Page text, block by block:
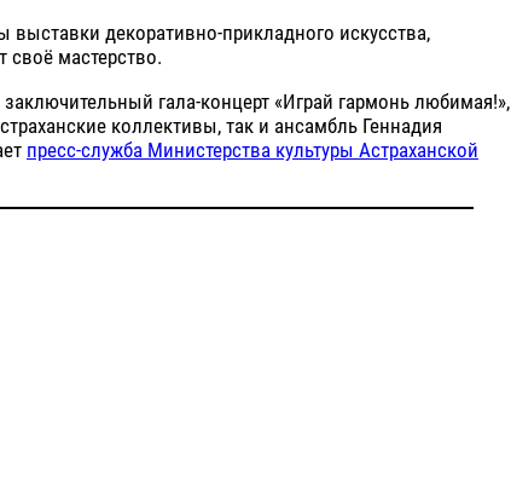
выставки декоративно-прикладного искусства,
своё мастерство.
гала-концерт «Играй гармонь любимая!»,
коллективы, так и ансамбль Геннадия
пресс-служба Министерства культуры Астраханской